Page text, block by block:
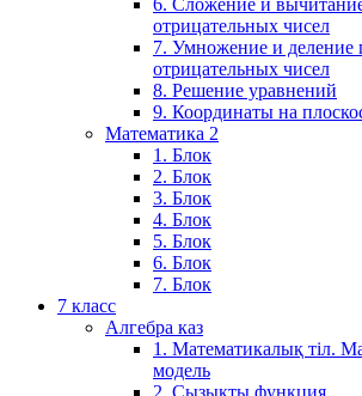
отрицательных чисел
7. Умножение и деление
отрицательных чисел
8. Решение уравнений
9. Координаты на
Математика 2
1. Блок
2. Блок
3. Блок
4. Блок
5. Блок
6. Блок
7. Блок
7 класс
Алгебра каз
1. Математикалық тіл.
модель
2. Сызықты функция